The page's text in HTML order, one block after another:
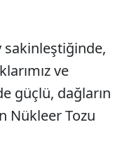
sakinleştiğinde,
ve
güçlü, dağların
Nükleer Tozu